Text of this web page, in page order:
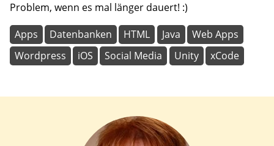
Problem, wenn es mal länger dauert! :)
Apps Datenbanken HTML Java
Web Apps
Wordpress
iOS Social Media Unity xCode